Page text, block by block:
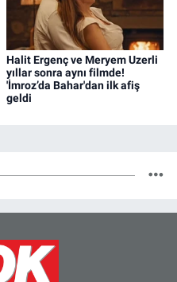
Halit Ergenç ve Meryem Uzerli
yıllar sonra aynı filmde!
'İmroz’da Bahar'dan ilk afiş
geldi